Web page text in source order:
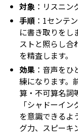
対象 ：リスニン
手順 ：1センテ
に書き取りをし
ストと照らし合
を精査します。
効果 ：音声を
練になります。
算・不可算名詞
「シャドーイ
を意識できるよ
グ力、スピーキ